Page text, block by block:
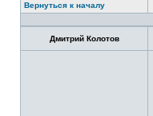
Вернуться к началу
Дмитрий Колотов